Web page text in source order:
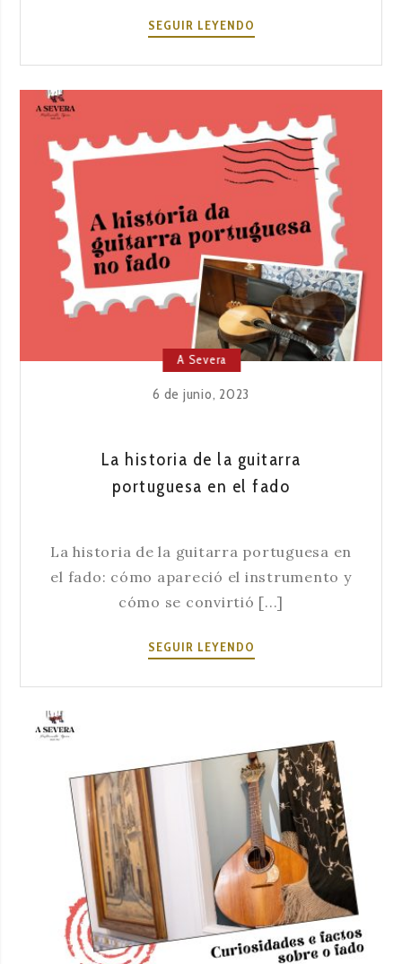
SEGUIR LEYENDO
TRADICIONAL
PORTUGUÉS
A Severa
6 de junio, 2023
La historia de la guitarra
portuguesa en el fado
La historia de la guitarra portuguesa en
el fado: cómo apareció el instrumento y
cómo se convirtió [...]
SEGUIR LEYENDO
DE
PORTUGUESA
EN
EL
FADO